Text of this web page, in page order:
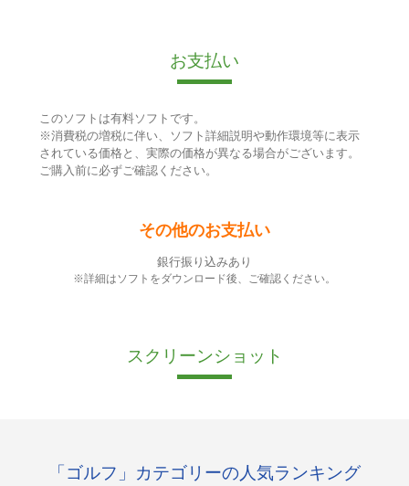
お支払い
このソフトは有料ソフトです。
※消費税の増税に伴い、ソフト詳細説明や動作環境等に表示
されている価格と、実際の価格が異なる場合がございます。
ご購入前に必ずご確認ください。
その他のお支払い
銀行振り込みあり
※詳細はソフトをダウンロード後、ご確認ください。
スクリーンショット
「ゴルフ」カテゴリーの人気ランキング